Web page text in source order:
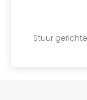
Stuur